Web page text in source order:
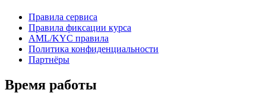
Правила сервиса
Правила фиксации курса
AML/KYC правила
Политика конфиденциальности
Партнёры
Время работы